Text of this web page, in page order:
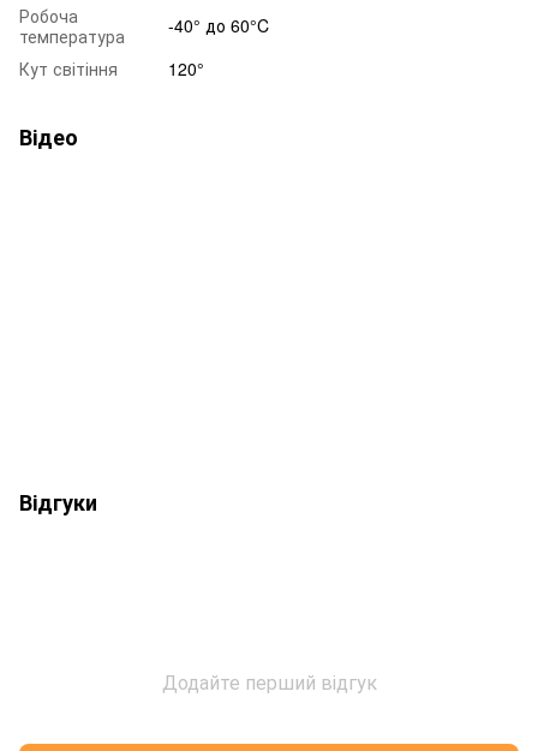
Робоча
температура
-40° до 60°C
Кут світіння
120°
Відео
Відгуки
Додайте перший відгук